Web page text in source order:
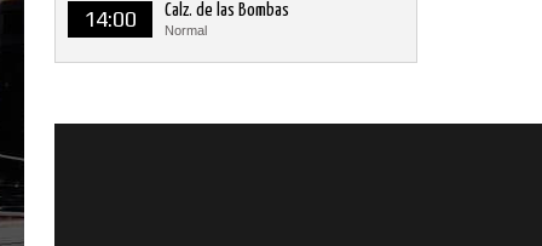
14:00 Calz. de las Bombas
Normal